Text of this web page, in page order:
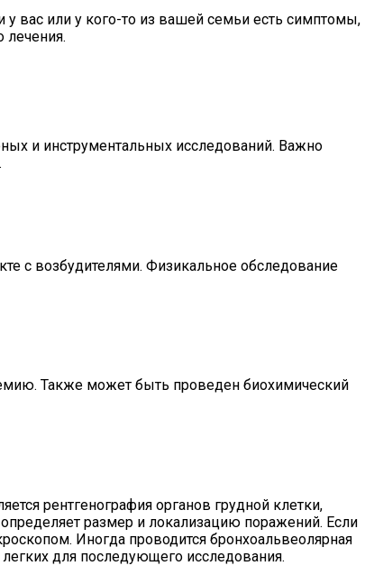
у вас или у кого-то из вашей семьи есть симптомы,
лечения.
и инструментальных исследований. Важно
с возбудителями. Физикальное обследование
Также может быть проведен биохимический
рентгенография органов грудной клетки,
размер и локализацию поражений. Если
Иногда проводится бронхоальвеолярная
для последующего исследования.